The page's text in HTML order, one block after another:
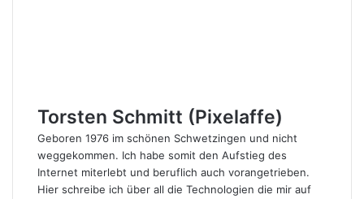
Torsten Schmitt (Pixelaffe)
Geboren 1976 im schönen Schwetzingen und nicht
weggekommen. Ich habe somit den Aufstieg des
Internet miterlebt und beruflich auch vorangetrieben.
Hier schreibe ich über all die Technologien die mir auf